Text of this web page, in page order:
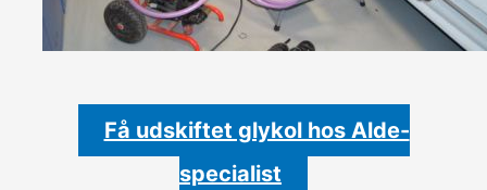
Få udskiftet glykol hos Alde-
specialist